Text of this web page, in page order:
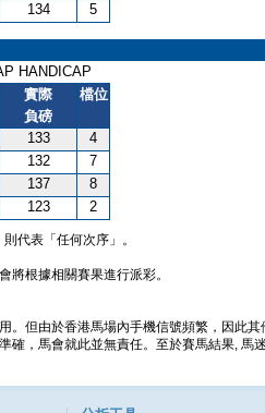
134 5
HANDICAP
實際
負磅
檔位
133
4
132
7
137
8
123 2
代表「任何次序」。
將根據相關賽果進行派彩。
。但由於香港馬場內手機信號頻繁，因此
，馬會就此並無責任。至於賽馬結果, 馬